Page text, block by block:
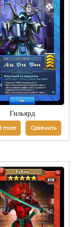
Гильярд
more Сравнить